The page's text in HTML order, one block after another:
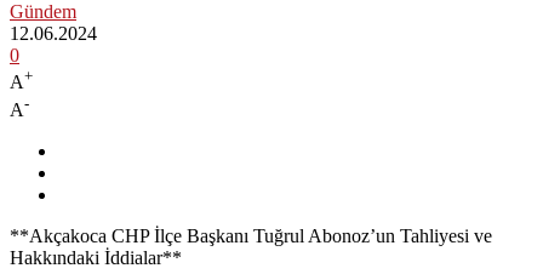
Gündem
12.06.2024
0
A+
A-
**Akçakoca CHP İlçe Başkanı Tuğrul Abonoz’un Tahliyesi ve
Hakkındaki İddialar**